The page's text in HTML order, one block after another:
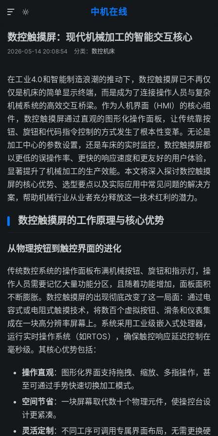
中机在线


数控触摸屏：现代机械加工的智能交互核心
2026-05-14 20:08:54 分类： 数控机床
在工业4.0和智能制造浪潮的推动下，数控触摸屏已不再仅
仅是机床的简单显示终端，而是成为了连接操作人员与复杂
机械系统的高效交互桥梁。作为人机界面（HMI）的核心组
件，数控触摸屏通过直观的图形化操作面板，让传统靠按
钮、旋钮和代码指令控制的方式发生了根本性变革。无论是
加工中心的参数设置，还是车床的实时监控，数控触摸屏都
以更低的误操作率、更快的响应速度和更友好的用户体验，
显著提升了机械加工的生产效能。本文将深入探讨数控触摸
屏的核心优势、选型要点以及实际应用中常见问题的解决方
案，帮助机械行业从业者充分释放这一技术红利的潜力。
数控触摸屏的工作原理与核心优势
从物理按钮到触控界面的进化
传统数控系统的操作面板布满机械按钮、旋钮和指示灯，操
作人员需要记忆大量功能分区，且随着功能增加，面板面积
不断膨胀。数控触摸屏的出现彻底改变了这一局面：通过电
容式或电阻式触摸技术，将数百个虚拟按钮、滑条和仪表集
成在一块高分辨率屏幕上。系统采用工业级嵌入式处理器，
运行实时操作系统（如RTOS），确保触控响应延迟控制在
毫秒级。其核心优势包括：
操作直观：图形化界面支持拖拽、缩放、多指操作，甚
至可通过手势快速切换加工模式。
空间节省：一块屏幕取代数十个物理元件，使操控台设
计更紧凑。
灵活定制 ：不同工序可调用专属界面布局，无需更换硬